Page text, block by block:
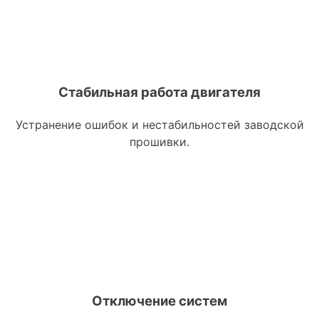
Стабильная работа двигателя
Устранение ошибок и нестабильностей заводской
прошивки.
Отключение систем